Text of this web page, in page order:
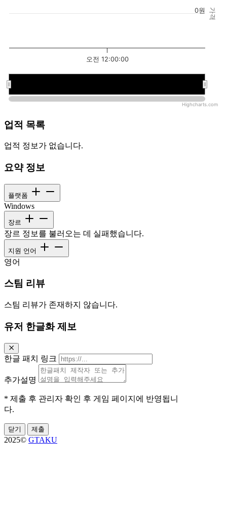
가격
오전 12:00:00
0원
Highcharts.com
업적 목록
업적 정보가 없습니다.
요약 정보
플랫폼
Windows
장르
장르 정보를 불러오는 데 실패했습니다.
지원 언어
영어
스팀 리뷰
스팀 리뷰가 존재하지 않습니다.
유저 한글화 제보
한글 패치 링크
추가설명
* 제출 후 관리자 확인 후 게임 페이지에 반영됩니
다.
닫기 제출
2025© GTAKU